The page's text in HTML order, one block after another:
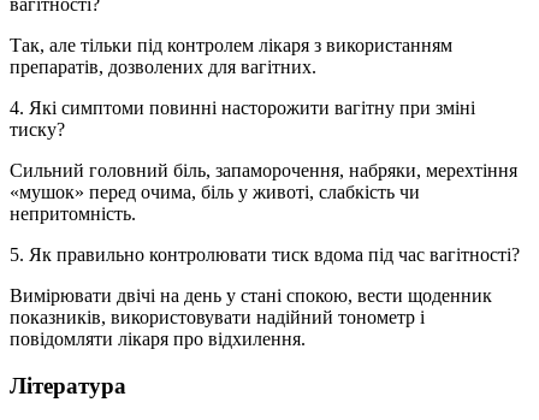
вагітності?
Так, але тільки під контролем лікаря з використанням
препаратів, дозволених для вагітних.
4. Які симптоми повинні насторожити вагітну при зміні
тиску?
Сильний головний біль, запаморочення, набряки, мерехтіння
«мушок» перед очима, біль у животі, слабкість чи
непритомність.
5. Як правильно контролювати тиск вдома під час вагітності?
Вимірювати двічі на день у стані спокою, вести щоденник
показників, використовувати надійний тонометр і
повідомляти лікаря про відхилення.
Література